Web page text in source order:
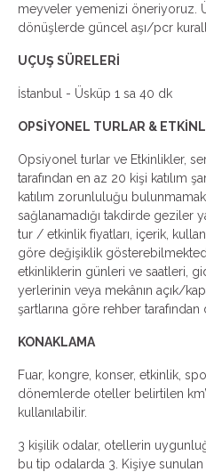
meyveler yemenizi öneriyoruz.
dönüşlerde güncel aşı/pcr
UÇUŞ SÜRELERİ
İstanbul - Üsküp 1 sa 40 dk
OPSİYONEL TURLAR &
Opsiyonel turlar ve Etkinlikler,
tarafından en az 20 kişi katılım
katılım zorunluluğu
sağlanamadığı takdirde geziler
tur / etkinlik fiyatları, içerik,
göre değişiklik
etkinliklerin günleri ve saatleri,
yerlerinin veya mekânın açık/
şartlarına göre rehber
KONAKLAMA
Fuar, kongre, konser, etkinlik,
dönemlerde oteller belirtilen
kullanılabilir.
3 kişilik odalar, otellerin
bu tip odalarda 3. Kişiye